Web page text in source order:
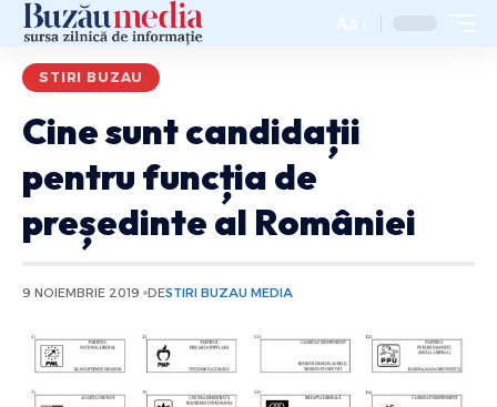
Aa
STIRI BUZAU
Cine sunt candidații
pentru funcția de
președinte al României
9 NOIEMBRIE 2019 DESTIRI BUZAU MEDIA